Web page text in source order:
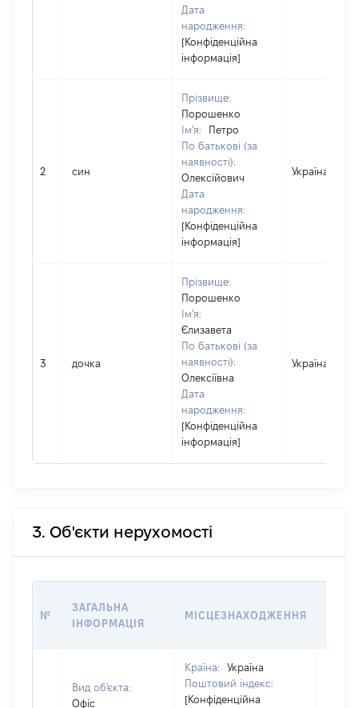
Дата
народження:
[Конфіденційна
інформація]
2 син
Прізвище:
Порошенко
Ім'я:
Петро
По батькові (за
наявності):
Олексійович
Дата
народження:
[Конфіденційна
інформація]
Україна
3 дочка
Прізвище:
Порошенко
Ім'я:
Єлизавета
По батькові (за
наявності):
Олексіївна
Дата
народження:
[Конфіденційна
інформація]
Україна
3. Об'єкти нерухомості
№
ЗАГАЛЬНА
ІНФОРМАЦІЯ
МІСЦЕЗНАХОДЖЕННЯ
Вид об'єкта:
Офіс
Країна:
Україна
Поштовий індекс:
[Конфіденційна